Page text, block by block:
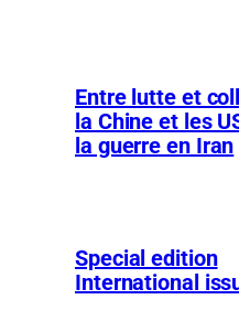
Entre lutte et
la Chine et les
la guerre en Iran
Special edition
International